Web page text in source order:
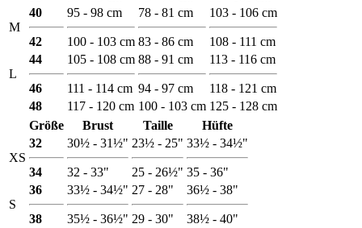
M
40
42
95 - 98 cm
100 - 103 cm
78 - 81 cm
83 - 86 cm
103 - 106 cm
108 - 111 cm
L
44
46
105 - 108 cm
111 - 114 cm
88 - 91 cm
94 - 97 cm
113 - 116 cm
118 - 121 cm
48
117 - 120 cm 100 - 103 cm 125 - 128 cm
Größe
Brust Taille Hüfte
XS
32
34
30½ - 31½"
32 - 33"
23½ - 25"
25 - 26½"
33½ - 34½"
35 - 36"
S
36
38
33½ - 34½"
35½ - 36½"
27 - 28"
29 - 30"
36½ - 38"
38½ - 40"